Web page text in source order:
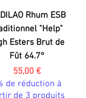
Rhum ESB
"Help"
Esters Brut de
Fût 64.7°
Prix
55,00 €
de réduction à
de 3 produits